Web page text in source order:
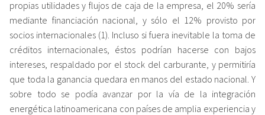
propias utilidades y flujos de caja de la empresa, el 20% sería
mediante financiación nacional, y sólo el 12% provisto por
socios internacionales (1). Incluso si fuera inevitable la toma de
créditos internacionales, éstos podrían hacerse con bajos
intereses, respaldado por el stock del carburante, y permitiría
que toda la ganancia quedara en manos del estado nacional. Y
sobre todo se podía avanzar por la vía de la integración
energética latinoamericana con países de amplia experiencia y